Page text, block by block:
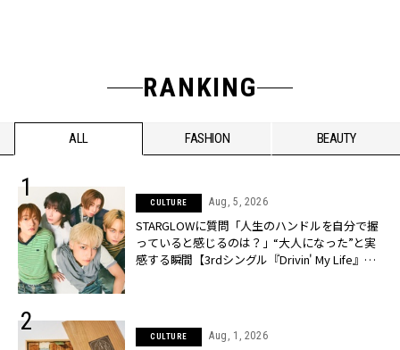
RANKING
ALL FASHION BEAUTY
CULTURE Aug, 5, 2026
STARGLOWに質問「人生のハンドルを自分で握
っていると感じるのは？」“大️人になった”と実
感する瞬間【3rdシングル『Drivin' My Life』発
CULTURE Aug, 1, 2026